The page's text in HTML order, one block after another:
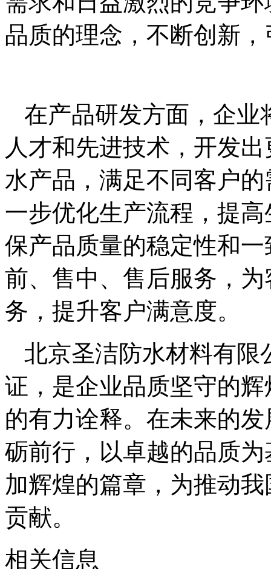
品质的理念，不断创新
在产品研发方面，企业
人才和先进技术，开发
水产品，满足不同客户
一步优化生产流程，提
保产品质量的稳定性和
前、售中、售后服务，
务，提升客户满意度。
北京圣洁防水材料有限
证，是企业品质坚守的
的有力诠释。在未来的
砺前行，以卓越的品质
加辉煌的篇章，为推动
贡献。
相关信息